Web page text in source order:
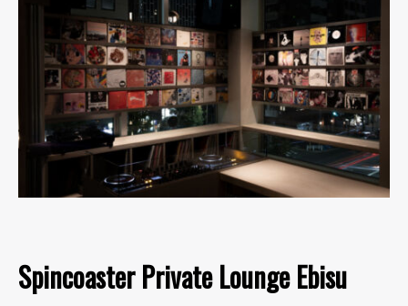
Spincoaster Private Lounge Ebisu